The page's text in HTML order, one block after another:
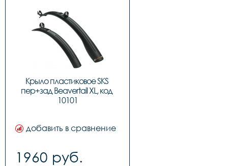
Крыло пластиковое SKS
пер+зад Beavertail XL, код
10101
добавить в сравнение
1960 руб.